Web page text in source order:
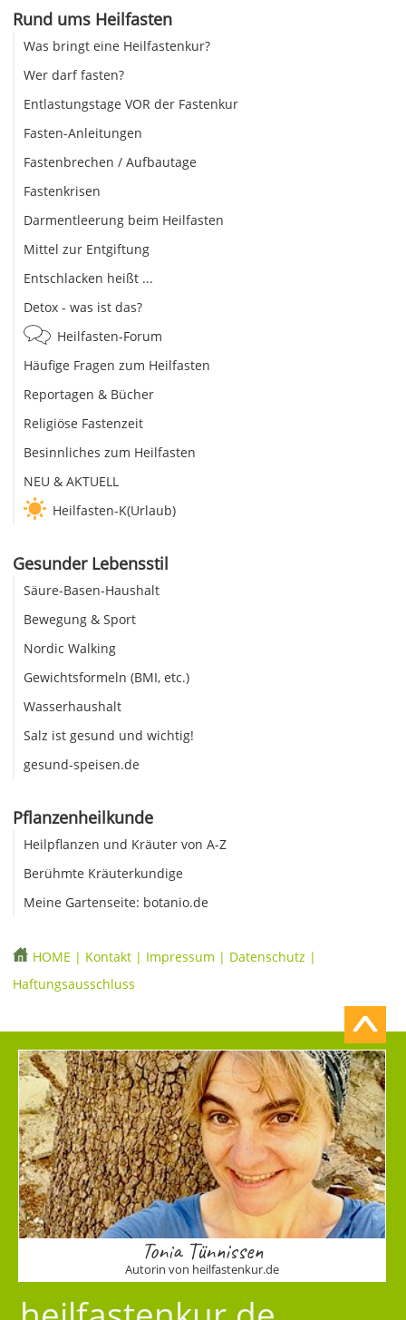
Rund ums Heilfasten
Was bringt eine Heilfastenkur?
Wer darf fasten?
Entlastungstage VOR der Fastenkur
Fasten-Anleitungen
Fastenbrechen / Aufbautage
Fastenkrisen
Darmentleerung beim Heilfasten
Mittel zur Entgiftung
Entschlacken heißt ...
Detox - was ist das?
Heilfasten-Forum
Häufige Fragen zum Heilfasten
Reportagen & Bücher
Religiöse Fastenzeit
Besinnliches zum Heilfasten
NEU & AKTUELL
Heilfasten-K(Urlaub)
Gesunder Lebensstil
Säure-Basen-Haushalt
Bewegung & Sport
Nordic Walking
Gewichtsformeln (BMI, etc.)
Wasserhaushalt
Salz ist gesund und wichtig!
gesund-speisen.de
Pflanzenheilkunde
Heilpflanzen und Kräuter von A-Z
Berühmte Kräuterkundige
Meine Gartenseite: botanio.de
HOME | Kontakt | Impressum | Datenschutz |
Haftungsausschluss
Tonia Tünnissen
Autorin von heilfastenkur.de